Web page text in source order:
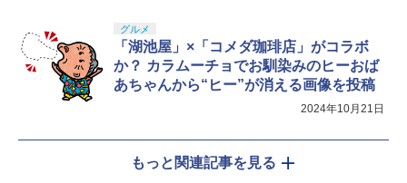
グルメ
「湖池屋」×「コメダ珈琲店」がコラボ
か？ カラムーチョでお馴染みのヒーおば
あちゃんから“ヒー”が消える画像を投稿
2024年10月21日
もっと関連記事を見る